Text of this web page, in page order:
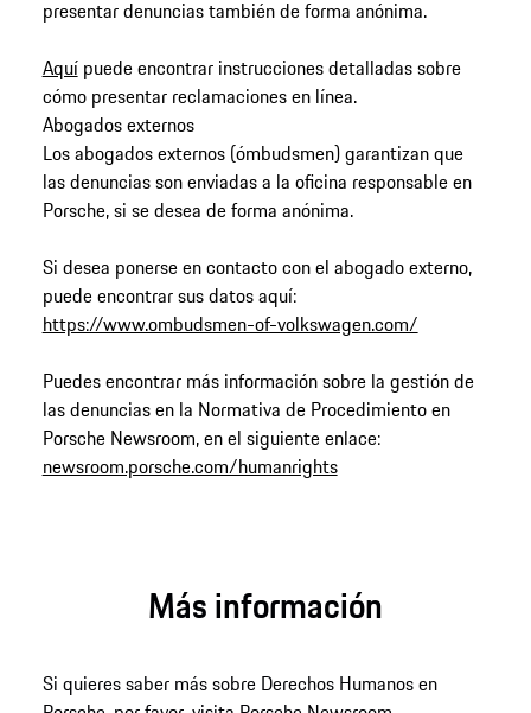
presentar denuncias también de forma anónima.
Aquípuede encontrar instrucciones detalladas sobre
cómo presentar reclamaciones en línea.
Abogados externos
Los abogados externos (ómbudsmen) garantizan que
las denuncias son enviadas a la oficina responsable en
Porsche, si se desea de forma anónima.
Si desea ponerse en contacto con el abogado externo,
puede encontrar sus datos aquí:
https://www.ombudsmen-of-volkswagen.com/
Puedes encontrar más información sobre la gestión de
las denuncias en la Normativa de Procedimiento en
Porsche Newsroom, en el siguiente enlace:
newsroom.porsche.com/humanrights
Más información
Si quieres saber más sobre Derechos Humanos en